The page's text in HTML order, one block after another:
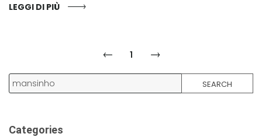
LEGGI DI PIÙ
1
SEARCH
Categories